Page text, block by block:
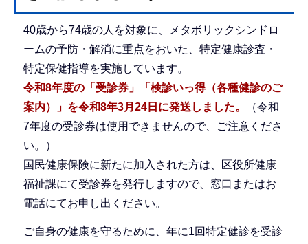
40歳から74歳の人を対象に、メタボリックシンドロ
ームの予防・解消に重点をおいた、特定健康診査・
特定保健指導を実施しています。
令和8年度の「受診券」「検診いっ得（各種健診のご
案内）」を令和8年3月24日に発送しました。
（令和
7年度の受診券は使用できませんので、ご注意くださ
い。）
国民健康保険に新たに加入された方は、区役所健康
福祉課にて受診券を発行しますので、窓口またはお
電話にてお申し出ください。
ご自身の健康を守るために、年に1回特定健診を受診